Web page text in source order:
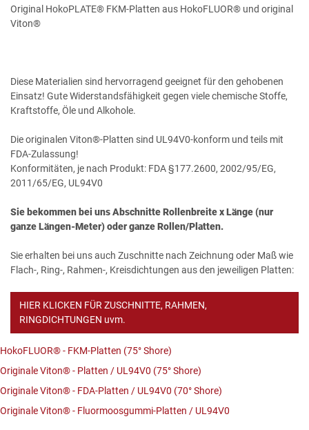
Original HokoPLATE® FKM-Platten aus HokoFLUOR® und original
Viton®
Diese Materialien sind hervorragend geeignet für den gehobenen
Einsatz! Gute Widerstandsfähigkeit gegen viele chemische Stoffe,
Kraftstoffe, Öle und Alkohole.
Die originalen Viton®-Platten sind UL94V0-konform und teils mit
FDA-Zulassung!
Konformitäten, je nach Produkt: FDA §177.2600, 2002/95/EG,
2011/65/EG, UL94V0
Sie bekommen bei uns Abschnitte Rollenbreite x Länge (nur
ganze Längen-Meter) oder ganze Rollen/Platten.
Sie erhalten bei uns auch Zuschnitte nach Zeichnung oder Maß wie
Flach-, Ring-, Rahmen-, Kreisdichtungen aus den jeweiligen Platten:
HIER KLICKEN FÜR ZUSCHNITTE, RAHMEN,
RINGDICHTUNGEN uvm.
HokoFLUOR® - FKM-Platten (75° Shore)
Originale Viton® - Platten / UL94V0 (75° Shore)
Originale Viton® - FDA-Platten / UL94V0 (70° Shore)
Originale Viton® - Fluormoosgummi-Platten / UL94V0